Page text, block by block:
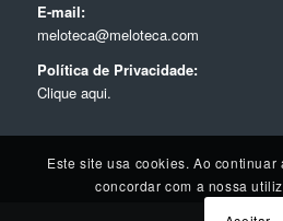
E-mail:
meloteca@meloteca.com
Política de Privacidade:
Clique aqui.
Este site usa cookies. Ao continuar
concordar com a nossa